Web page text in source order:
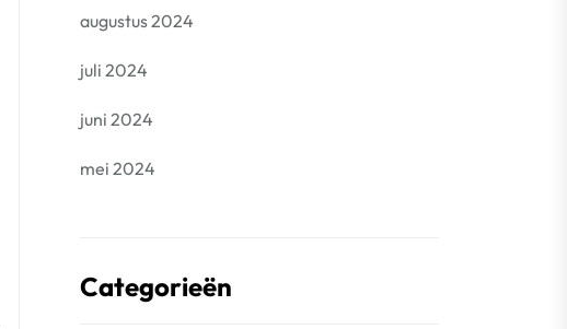
augustus 2024
juli 2024
juni 2024
mei 2024
Categorieën